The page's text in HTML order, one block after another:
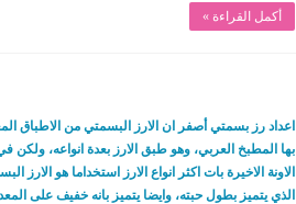
أكمل القراءة »
اعداد رز بسمتي أصفر ان الارز البسمتي من الاطباق
بها المطبخ العربي، وهو طبق الارز بعدة انواعه، ولكن
الاونة الاخيرة بات اكثر انواع الارز استخداما هو الارز
الذي يتميز بطول حبته، وايضا يتميز بانه خفيف على